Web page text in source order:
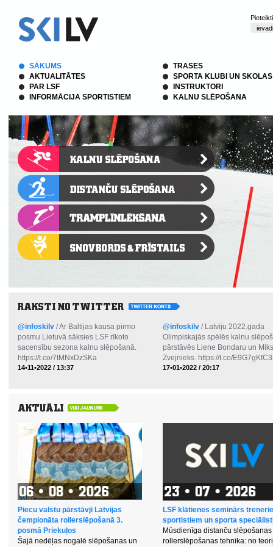
SĀKUMS
AKTUALITĀTES
PAR LSF
INFORMĀCIJA SPORTISTIEM
TRASES
SPORTA KLUBI UN SKOLAS
INSTRUKTORI
KALNU SLĒPOŠANA
@infoskilv / Ar Baltijas kausa pirmo
posmu Lietuvā sāksies LSF rīkoto
sacensību sezona kalnu slēpošanā.
https://t.co/7tMNxDzSKa
14•11•2022 / 13:37
@infoskilv / Latviju 2022.gada
Olimpiskajās spēlēs kalnu
pārstāvēs Liene Bondaru un Miks
Zvejnieks. https://t.co/
17•01•2022 / 20:17
Piecu valstu pārstāvji Latvijas
čempionāta rollerslēpošanā 3.
posmā Priekuļos
Šajā nedēļas nogalē slēpošanas un
LSF klātienes seminārs
sportistiem un sporta
Mūsdienīga distanču
rollerslēpošanas tehnika: no